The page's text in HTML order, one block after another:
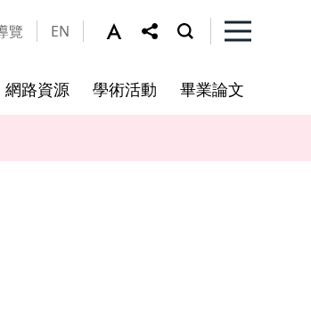
覽 EN
網路資源 學術活動 畢業論文